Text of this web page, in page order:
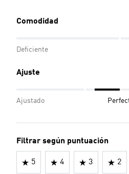
Comodidad
Deficiente
Ajuste
Ajustado
Filtrar según puntuación
5 4 3 2